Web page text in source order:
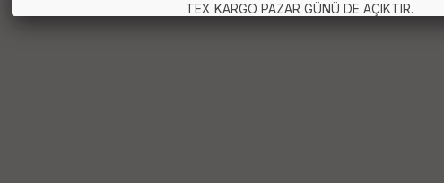
TEX KARGO PAZAR GÜNÜ DE AÇIKTIR.